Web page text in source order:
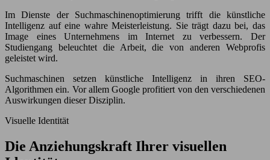
Im Dienste der Suchmaschinenoptimierung trifft die künstliche
Intelligenz auf eine wahre Meisterleistung. Sie trägt dazu bei, das
Image eines Unternehmens im Internet zu verbessern. Der
Studiengang beleuchtet die Arbeit, die von anderen Webprofis
geleistet wird.
Suchmaschinen setzen künstliche Intelligenz in ihren SEO-
Algorithmen ein. Vor allem Google profitiert von den verschiedenen
Auswirkungen dieser Disziplin.
Visuelle Identität
Die Anziehungskraft Ihrer visuellen